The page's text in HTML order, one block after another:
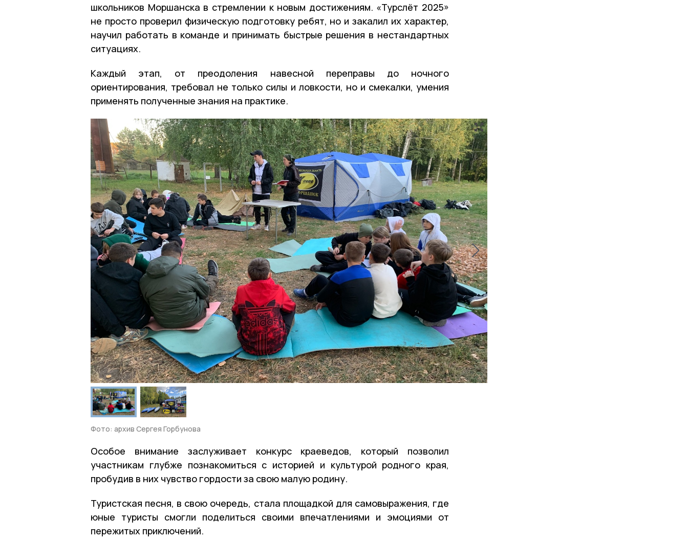
школьников Моршанска в стремлении к новым достижениям. «Турслёт 2025»
не просто проверил физическую подготовку ребят, но и закалил их характер,
научил работать в команде и принимать быстрые решения в нестандартных
ситуациях.
Каждый этап, от преодоления навесной переправы до ночного
ориентирования, требовал не только силы и ловкости, но и смекалки, умения
применять полученные знания на практике.
Фото: архив Сергея Горбунова
Особое внимание заслуживает конкурс краеведов, который позволил
участникам глубже познакомиться с историей и культурой родного края,
пробудив в них чувство гордости за свою малую родину.
Туристская песня, в свою очередь, стала площадкой для самовыражения, где
юные туристы смогли поделиться своими впечатлениями и эмоциями от
пережитых приключений.